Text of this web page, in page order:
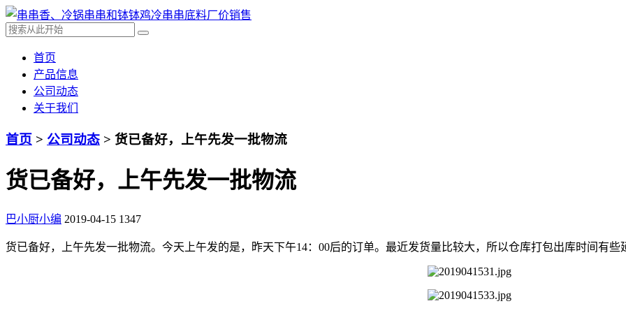
首页
产品信息
公司动态
关于我们
首页 > 公司动态 > 货已备好，上午先发一批物流
货已备好，上午先发一批物流
巴小厨小编 2019-04-15 1347
货已备好，上午先发一批物流。今天上午发的是，昨天下午14：00后的订单。最近发货量比较大，所以仓库打包出库时间有